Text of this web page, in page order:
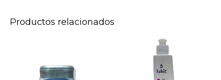
Productos relacionados
cantidad